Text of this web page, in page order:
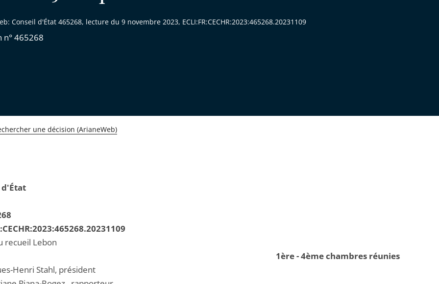
Conseil d'État 465268, lecture du 9 novembre 2023, ECLI:FR:CECHR:2023:465268.20231109
n° 465268
une décision (ArianeWeb)
d'État
recueil Lebon
1ère - 4ème chambres réunies
Henri Stahl, président